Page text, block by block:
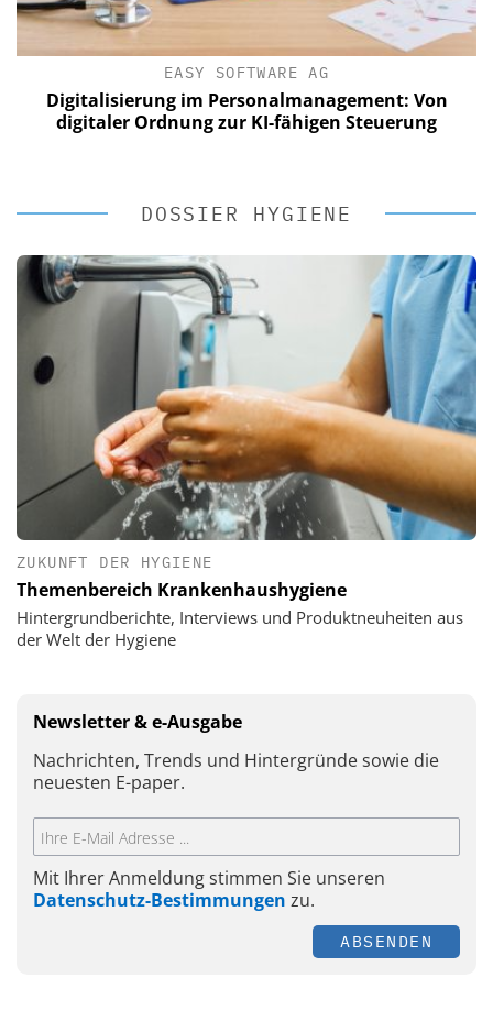
EASY SOFTWARE AG
Digitalisierung im Personalmanagement: Von
digitaler Ordnung zur KI-fähigen Steuerung
DOSSIER HYGIENE
ZUKUNFT DER HYGIENE
Themenbereich Krankenhaushygiene
Hintergrundberichte, Interviews und Produktneuheiten aus
der Welt der Hygiene
Newsletter & e-Ausgabe
Nachrichten, Trends und Hintergründe sowie die
neuesten E-paper.
Mit Ihrer Anmeldung stimmen Sie unseren
Datenschutz-Bestimmungen zu.
ABSENDEN